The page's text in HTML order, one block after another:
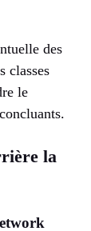
des
classes
le
la